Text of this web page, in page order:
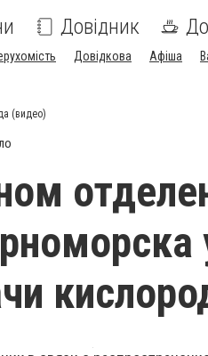
Довідник
Довідкова Афіша
(видео)